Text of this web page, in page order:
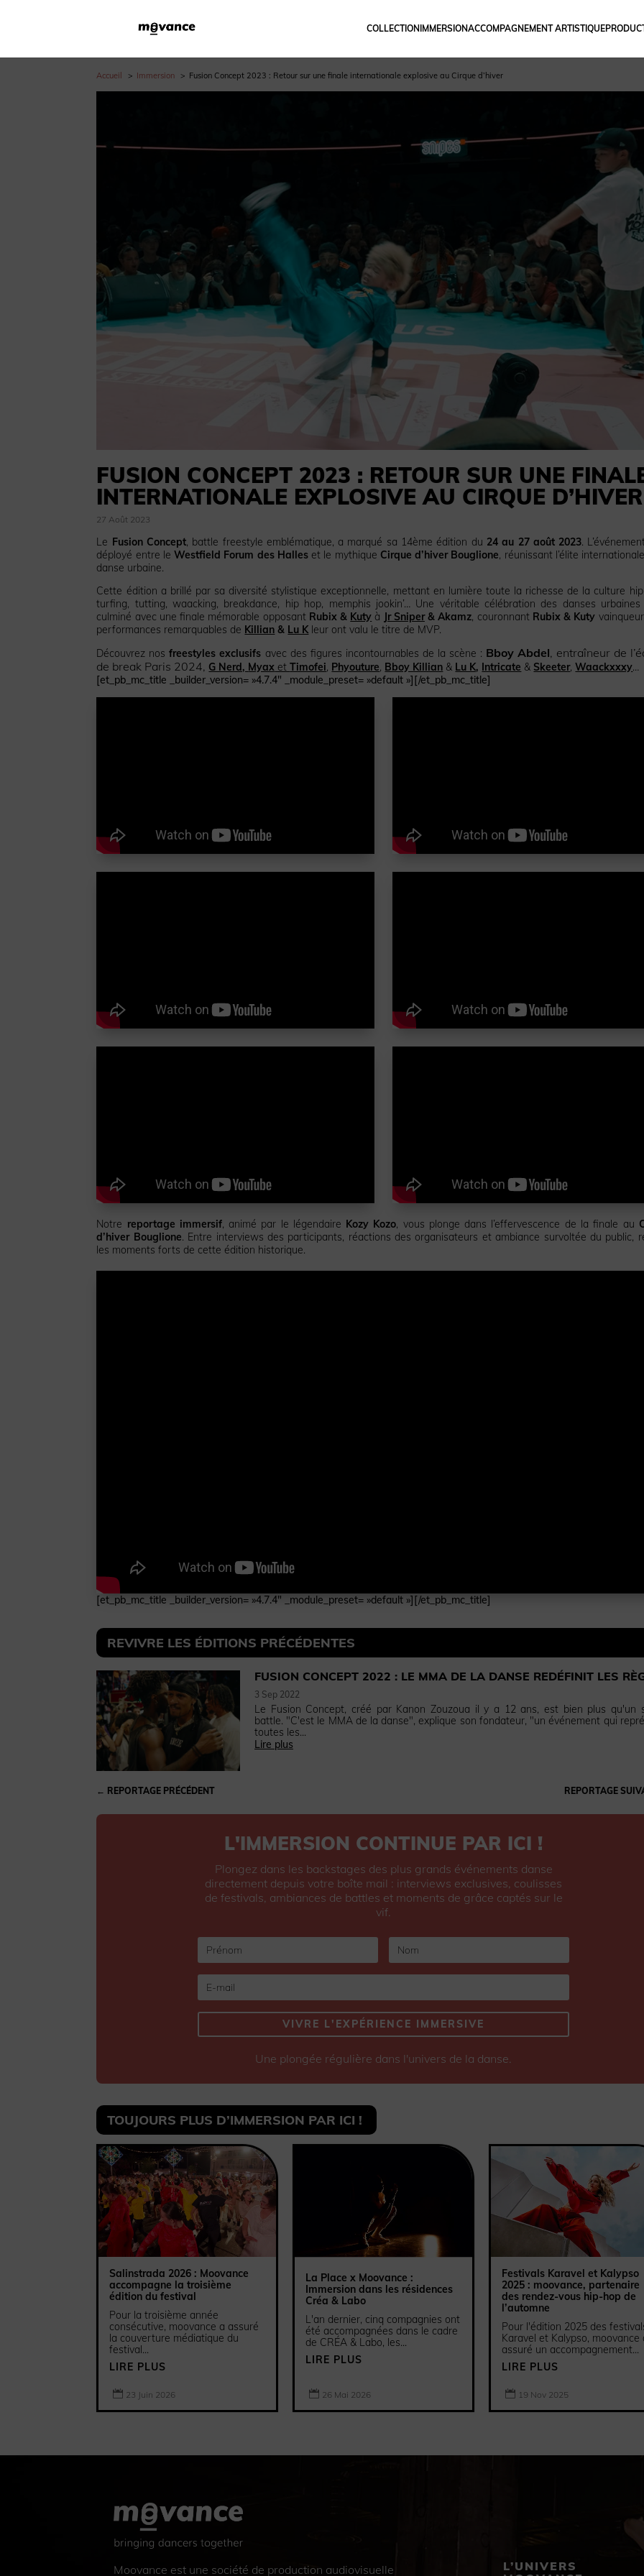
COLLECTION IMMERSIONACCOMPAGNEMENT ARTISTIQUE
Accueil Immersion Fusion Concept 2023 : Retour sur une finale internationale explosive au Cirque d’hiver
FUSION CONCEPT 2023 : RETOUR SUR UNE
INTERNATIONALE EXPLOSIVE AU CIRQUE D’HIVER
27 Août 2023
Le Fusion Concept, battle freestyle emblématique, a marqué sa 14ème édition du 24 au 27 août 2023.
déployé entre leWestfield Forum des Halleset le mythique Cirque d’hiver Bouglione, réunissant l’élite
danse urbaine.
Cette édition a brillé par sa diversité stylistique exceptionnelle, mettant en lumière toute la richesse de la culture
turfing, tutting, waacking, breakdance, hip hop, memphis jookin’… Une véritable célébration des danses
culminé avec une finale mémorable opposant Rubix & Kuty à Jr Sniper& Akamz, couronnant Rubix & Kuty
performances remarquables de Killian & Lu K leur ont valu le titre de MVP.
Découvrez nosfreestyles exclusifs avec des figures incontournables de la scène : Bboy Abdel, entraîneur de
de break Paris 2024, G Nerd, Myax etTimofei, Phyouture, Bboy Killian & Lu K, Intricate & Skeeter,Waackxxxy…
[et_pb_mc_title _builder_version= »4.7.4″ _module_preset= »default »][/et_pb_mc_title]
Notre reportage immersif, animé par le légendaire Kozy Kozo, vous plonge dans l’effervescence de la finale au
d’hiver Bouglione. Entre interviews des participants, réactions des organisateurs et ambiance survoltée du public,
les moments forts de cette édition historique.
[et_pb_mc_title _builder_version= »4.7.4″ _module_preset= »default »][/et_pb_mc_title]
REVIVRE LES ÉDITIONS PRÉCÉDENTES
FUSION CONCEPT 2022 : LE MMA DE LA DANSE REDÉFINIT LES
3 Sep 2022
Le Fusion Concept, créé par Kanon Zouzoua il y a 12 ans, est bien plus qu'un
battle. "C'est le MMA de la danse", explique son fondateur, "un événement qui
toutes les...
Lire plus
← REPORTAGE PRÉCÉDENT REPORTAGE
L'IMMERSION CONTINUE PAR ICI !
Plongez dans les backstages des plus grands événements danse
directement depuis votre boîte mail : interviews exclusives, coulisses
de festivals, ambiances de battles et moments de grâce captés sur le
vif.
VIVRE L'EXPÉRIENCE IMMERSIVE
Une plongée régulière dans l'univers de la danse.
TOUJOURS PLUS D’IMMERSION PAR ICI !
Salinstrada 2026 : Moovance
accompagne la troisième
édition du festival
Pour la troisième année
consécutive, moovance a assuré
la couverture médiatique du
festival...
LIRE PLUS
 23 Juin 2026
La Place x Moovance :
Immersion dans les résidences
Créa & Labo
L'an dernier, cinq compagnies ont
été accompagnées dans le cadre
de CRÉA & Labo, les...
LIRE PLUS
 26 Mai 2026
Festivals Karavel et Kalypso
2025 : moovance, partenaire
des rendez-vous hip-hop de
l’automne
Pour l'édition 2025 des
Karavel et Kalypso, moovance
assuré un accompagnement...
LIRE PLUS
 19 Nov 2025
Moovance est une société de production audiovisuelle
L’UNIVERS